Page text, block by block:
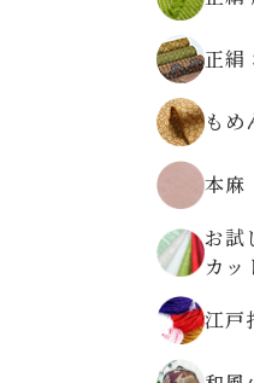
正絹ちり
無地ちり
柄物ちり
正絹
もめ
モーリー
伝統柄
動物柄
レトロ
高島ち
本麻
お試
カッ
江戸